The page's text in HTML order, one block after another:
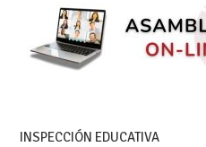
INSPECCIÓN EDUCATIVA